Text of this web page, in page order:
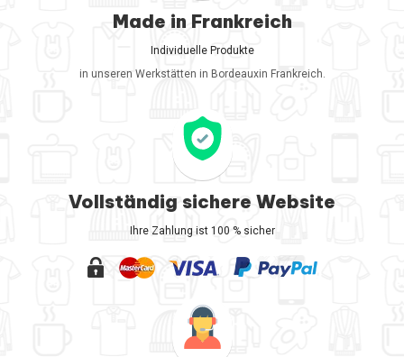
Made in Frankreich
Individuelle Produkte
in unseren Werkstätten in Bordeauxin Frankreich.
Vollständig sichere Website
Ihre Zahlung ist 100 % sicher